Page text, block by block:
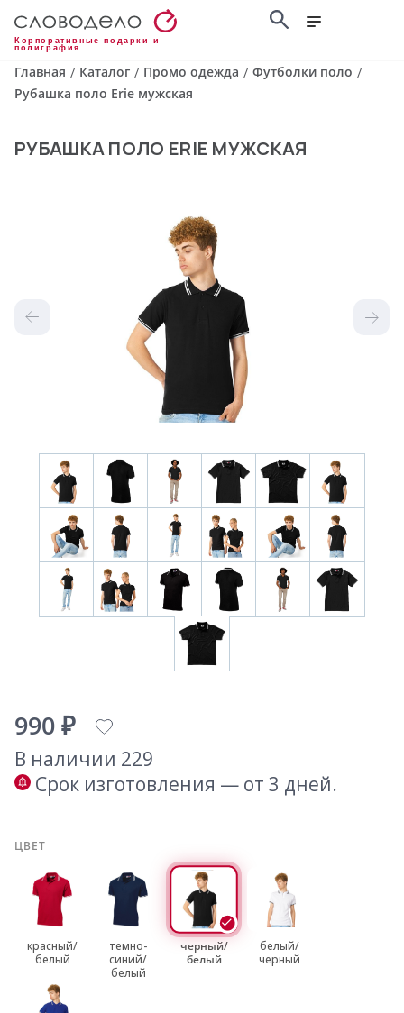
Корпоративные подарки и
полиграфия
Главная / Каталог / Промо одежда / Футболки поло /
Рубашка поло Erie мужская
РУБАШКА ПОЛО ERIE МУЖСКАЯ
990 ₽
В наличии 229
Срок изготовления — от 3 дней.
ЦВЕТ
красный/
белый
темно-
синий/
белый
черный/
белый
белый/
черный